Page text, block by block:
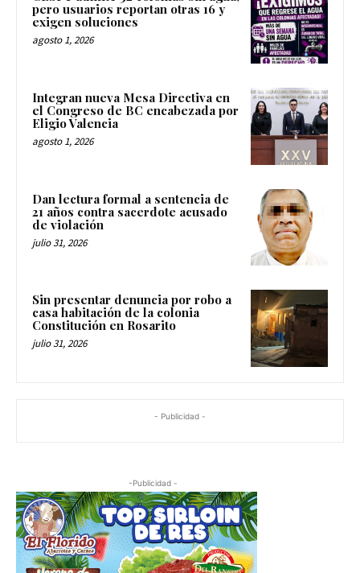
pero usuarios reportan otras 16 y
exigen soluciones
agosto 1, 2026
Integran nueva Mesa Directiva en
el Congreso de BC encabezada por
Eligio Valencia
agosto 1, 2026
Dan lectura formal a sentencia de
21 años contra sacerdote acusado
de violación
julio 31, 2026
Sin presentar denuncia por robo a
casa habitación de la colonia
Constitución en Rosarito
julio 31, 2026
- Publicidad -
-Publicidad -